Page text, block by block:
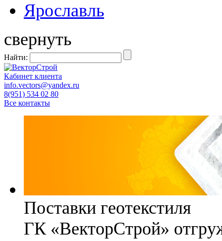
Ярославль
свернуть
Найти:
Кабинет клиента
info.vectors@yandex.ru
8(951) 534 02 80
Все контакты
Поставки геотекстиля
ГК «ВекторСтрой»